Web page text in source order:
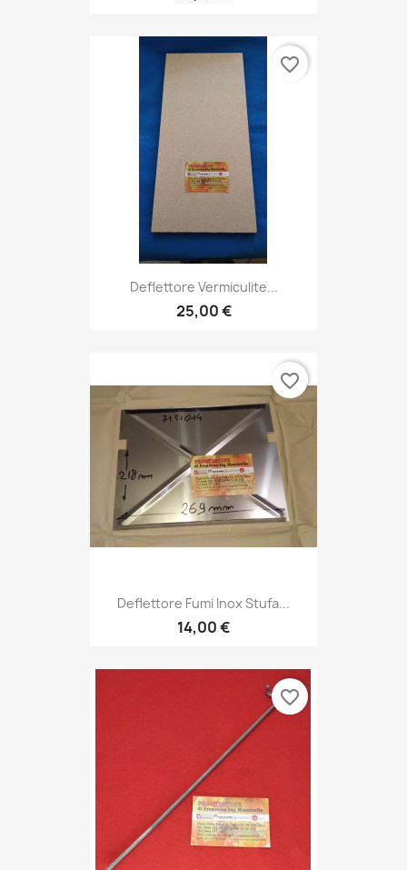
Deflettore Vermiculite...
25,00 €
favorite_border
Deflettore Fumi Inox Stufa...
14,00 €
favorite_border
favorite_border